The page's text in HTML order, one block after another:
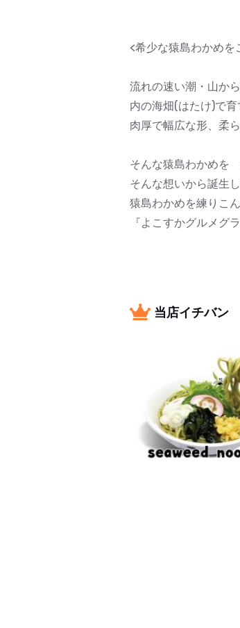
<希少な猿島わかめを
流れの速い潮・山か
内の海畑(はたけ)で
肉厚で幅広な形、柔
そんな猿島わかめを
そんな想いから誕生
猿島わかめを練りこ
『よこすかグルメグ
当店イチバン